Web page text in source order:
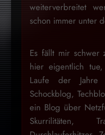
weiterverbreitet
schon immer unter
Es fällt mir schwer
hier eigentlich tue,
Laufe der Jahre
Schockblog,
ein Blog über
Skurrilitäten,